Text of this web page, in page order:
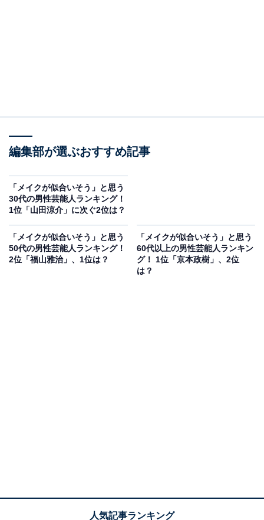
2位は「向井理」さんでした。
なジャンルで活躍している向井さん。引き締まった端正
な顔立ちに、メイクを施したら似合うのではと想像した
アンケートの自由回答でも、「どんなメイクも浮く事が
編集部が選ぶおすすめ記事
「メイクが似合いそう」と思う
30代の男性芸能人ランキング！
1位「山田涼介」に次ぐ2位は？
「メイクが似合いそう」と思う
50代の男性芸能人ランキング！
2位「福山雅治」、1位は？
「メイクが似合いそう」と思う
60代以上の男性芸能人ランキン
グ！ 1位「京本政樹」、2位
は？